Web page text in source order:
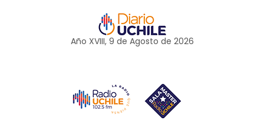
Año XVIII, 9 de Agosto de 2026